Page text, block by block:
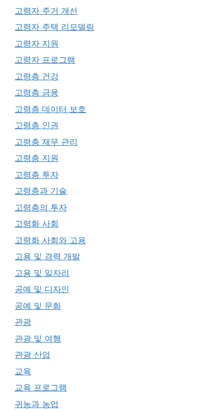
고령자 주거 개선
고령자 주택 리모델링
고령자 지원
고령자 프로그램
고령층 건강
고령층 금융
고령층 데이터 보호
고령층 인권
고령층 재무 관리
고령층 지원
고령층 투자
고령층과 기술
고령층의 투자
고령화 사회
고령화 사회와 고용
고용 및 경력 개발
고용 및 일자리
공예 및 디자인
공예 및 문화
관광
관광 및 여행
관광 산업
교육
교육 프로그램
귀농과 농업